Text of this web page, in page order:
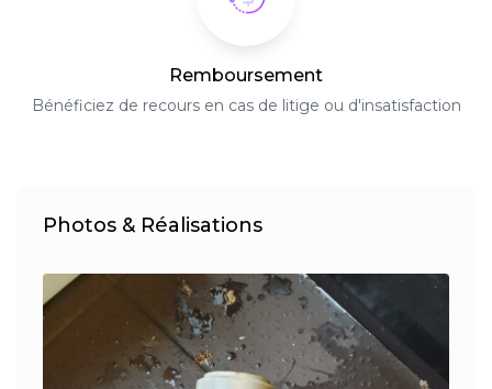
Remboursement
Bénéficiez de recours en cas de litige ou d'insatisfaction
Photos & Réalisations